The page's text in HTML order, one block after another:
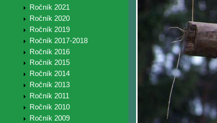
Ročník 2021
Ročník 2020
Ročník 2019
Ročník 2017-2018
Ročník 2016
Ročník 2015
Ročník 2014
Ročník 2013
Ročník 2011
Ročník 2010
Ročník 2009